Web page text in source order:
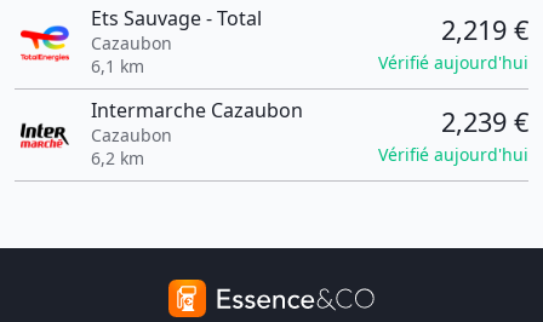
Ets Sauvage - Total
Cazaubon
6,1 km
2,219 €
Vérifié aujourd'hui
Intermarche Cazaubon
Cazaubon
6,2 km
2,239 €
Vérifié aujourd'hui